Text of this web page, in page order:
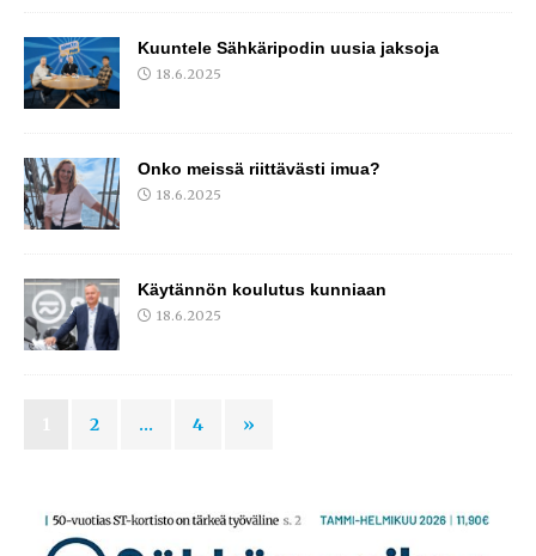
Kuuntele Sähkäripodin uusia jaksoja
18.6.2025
Onko meissä riittävästi imua?
18.6.2025
Käytännön koulutus kunniaan
18.6.2025
2 … 4 »